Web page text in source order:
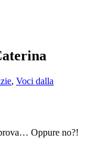
, Voci dalla
Oppure no?!